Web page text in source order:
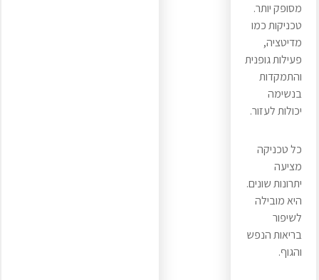
מסופק יותר.
טכניקות כמו
מדיטציה,
פעילות גופנית
והתמקדות
בנשימה
יכולות לעזור.
כל טכניקה
מציעה
יתרונות שונים.
היא מובילה
לשיפור
בריאות הנפש
והגוף.